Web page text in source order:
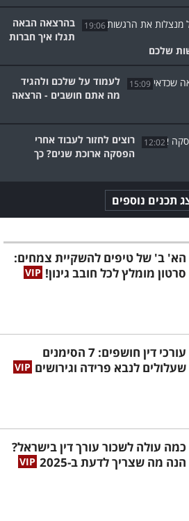
19:06
בהרצאה הבאה
תגלו איך חברות
שלכם
15:09
לעמוד על שלכם ולהגיד
מה אתם חושבים - הרצאה
12:02
רוצים לחזור לעבוד אחרי
הפסקה ארוכת שנים? כך
תכנים נוספים
הא' ב' של טיפים להשקיית צמחים:
סרטון מומלץ לכל חובב גינון!
עורכי דין חושפים: 7 הסימנים
שעלולים לנבא פרידה וגירושים
כמה עולה לשכור עורך דין בישראל?
הנה מה שצריך לדעת ב-2025